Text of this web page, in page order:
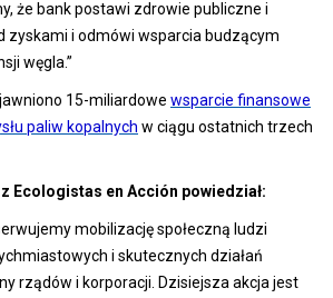
że bank postawi zdrowie publiczne i
zyskami i odmówi wsparcia budzącym
węgla.”
15-miliardowe wsparcie finansowe
paliw kopalnych w ciągu ostatnich trzech
Ecologistas en Acción powiedział:
mobilizację społeczną ludzi
i skutecznych działań
rządów i korporacji. Dzisiejsza akcja jest